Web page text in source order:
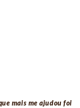
mais me ajudou foi